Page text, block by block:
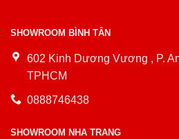
SHOWROOM BÌNH TÂN
602 Kinh Dương Vương , P.
TPHCM
0888746438
SHOWROOM NHA TRANG